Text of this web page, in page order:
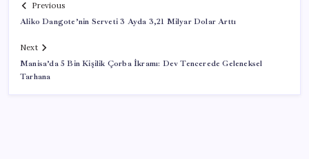
Previous
Aliko Dangote’nin Serveti 3 Ayda 3,21 Milyar Dolar Arttı
Next
Manisa’da 5 Bin Kişilik Çorba İkramı: Dev Tencerede Geleneksel
Tarhana